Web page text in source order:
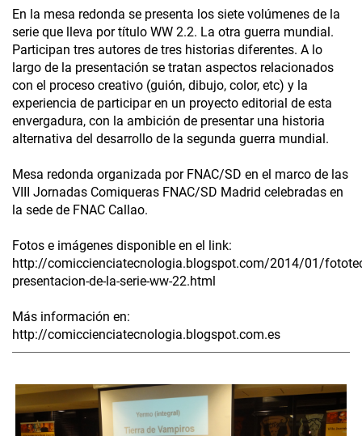
En la mesa redonda se presenta los siete volúmenes de la
serie que lleva por título WW 2.2. La otra guerra mundial.
Participan tres autores de tres historias diferentes. A lo
largo de la presentación se tratan aspectos relacionados
con el proceso creativo (guión, dibujo, color, etc) y la
experiencia de participar en un proyecto editorial de esta
envergadura, con la ambición de presentar una historia
alternativa del desarrollo de la segunda guerra mundial.
Mesa redonda organizada por FNAC/SD en el marco de las
VIII Jornadas Comiqueras FNAC/SD Madrid celebradas en
la sede de FNAC Callao.
Fotos e imágenes disponible en el link:
http://comiccienciatecnologia.blogspot.com/2014/01/
presentacion-de-la-serie-ww-22.html
Más información en:
http://comiccienciatecnologia.blogspot.com.es